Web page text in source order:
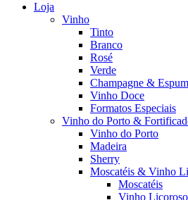
Loja
Vinho
Tinto
Branco
Rosé
Verde
Champagne &
Vinho Doce
Formatos Especiais
Vinho do Porto &
Vinho do Porto
Madeira
Sherry
Moscatéis & Vinho
Moscatéis
Vinho Licoroso